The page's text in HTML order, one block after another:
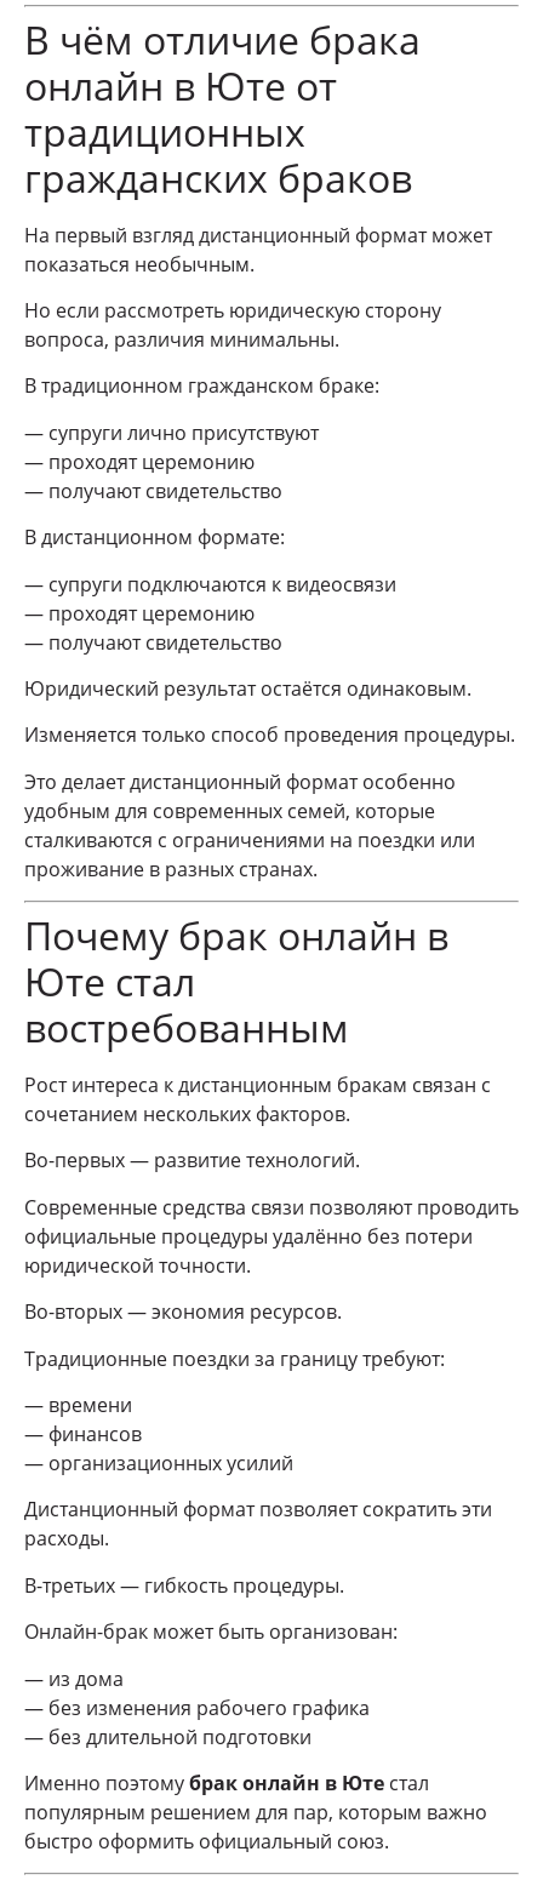
В чём отличие брака
онлайн в Юте от
традиционных
гражданских браков
На первый взгляд дистанционный формат может
показаться необычным.
Но если рассмотреть юридическую сторону
вопроса, различия минимальны.
В традиционном гражданском браке:
— супруги лично присутствуют
— проходят церемонию
— получают свидетельство
В дистанционном формате:
— супруги подключаются к видеосвязи
— проходят церемонию
— получают свидетельство
Юридический результат остаётся одинаковым.
Изменяется только способ проведения процедуры.
Это делает дистанционный формат особенно
удобным для современных семей, которые
сталкиваются с ограничениями на поездки или
проживание в разных странах.
Почему брак онлайн в
Юте стал
востребованным
Рост интереса к дистанционным бракам связан с
сочетанием нескольких факторов.
Во-первых — развитие технологий.
Современные средства связи позволяют проводить
официальные процедуры удалённо без потери
юридической точности.
Во-вторых — экономия ресурсов.
Традиционные поездки за границу требуют:
— времени
— финансов
— организационных усилий
Дистанционный формат позволяет сократить эти
расходы.
В-третьих — гибкость процедуры.
Онлайн-брак может быть организован:
— из дома
— без изменения рабочего графика
— без длительной подготовки
Именно поэтомубрак онлайн в Юте стал
популярным решением для пар, которым важно
быстро оформить официальный союз.